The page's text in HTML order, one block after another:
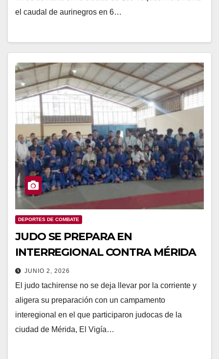
el caudal de aurinegros en 6…
DEPORTES DE COMBATE
JUDO SE PREPARA EN
INTERREGIONAL CONTRA MÉRIDA
JUNIO 2, 2026
El judo tachirense no se deja llevar por la corriente y
aligera su preparación con un campamento
interegional en el que participaron judocas de la
ciudad de Mérida, El Vigía…